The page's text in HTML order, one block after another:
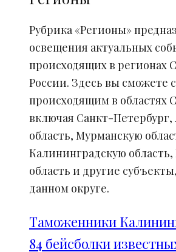
Рубрика «Регионы»
освещения актуальных
происходящих в регионах
России. Здесь вы сможете
происходящим в областях
включая Санкт-
область, Мурманскую
Калининградскую
область и другие
данном округе.
Таможенники
84 бейсболки